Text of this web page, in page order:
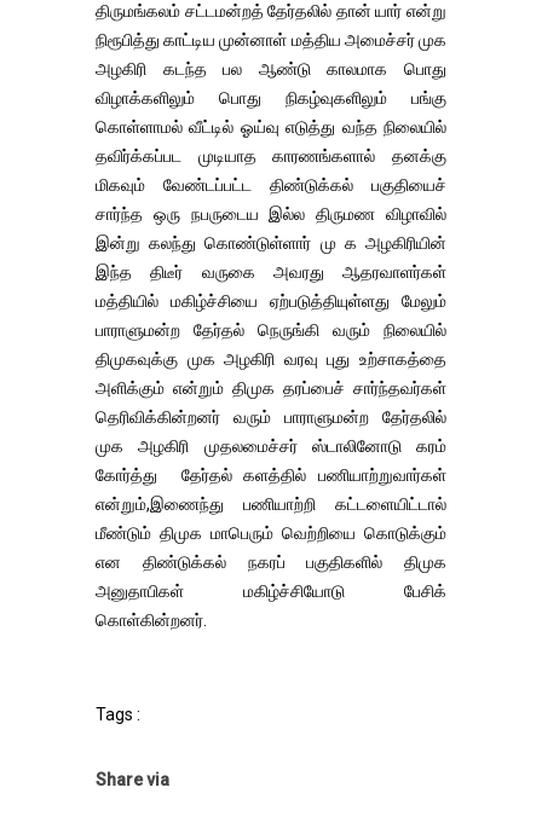
திருமங்கலம் சட்டமன்றத் தேர்தலில் தான் யார் என்று
நிரூபித்து காட்டிய முன்னாள் மத்திய அமைச்சர் முக
அழகிரி கடந்த பல ஆண்டு காலமாக பொது
விழாக்களிலும் பொது நிகழ்வுகளிலும் பங்கு
கொள்ளாமல் வீட்டில் ஓய்வு எடுத்து வந்த நிலையில்
தவிர்க்கப்பட முடியாத காரணங்களால் தனக்கு
மிகவும் வேண்டப்பட்ட திண்டுக்கல் பகுதியைச்
சார்ந்த ஒரு நபருடைய இல்ல திருமண விழாவில்
இன்று கலந்து கொண்டுள்ளார் மு க அழகிரியின்
இந்த திடீர் வருகை அவரது ஆதரவாளர்கள்
மத்தியில் மகிழ்ச்சியை ஏற்படுத்தியுள்ளது மேலும்
பாராளுமன்ற தேர்தல் நெருங்கி வரும் நிலையில்
திமுகவுக்கு முக அழகிரி வரவு புது உற்சாகத்தை
அளிக்கும் என்றும் திமுக தரப்பைச் சார்ந்தவர்கள்
தெரிவிக்கின்றனர் வரும் பாராளுமன்ற தேர்தலில்
முக அழகிரி முதலமைச்சர் ஸ்டாலினோடு கரம்
கோர்த்து தேர்தல் களத்தில் பணியாற்றுவார்கள்
என்றும்,இணைந்து பணியாற்றி கட்டளையிட்டால்
மீண்டும் திமுக மாபெரும் வெற்றியை கொடுக்கும்
என திண்டுக்கல் நகரப் பகுதிகளில் திமுக
அனுதாபிகள் மகிழ்ச்சியோடு பேசிக்
கொள்கின்றனர்.
Tags :
Share via